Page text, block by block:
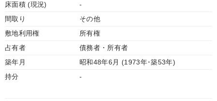
床面積 (現況)
-
間取り
その他
敷地利用権
所有権
占有者
債務者・所有者
築年月
昭和48年6月 (1973年･築53年)
持分
-